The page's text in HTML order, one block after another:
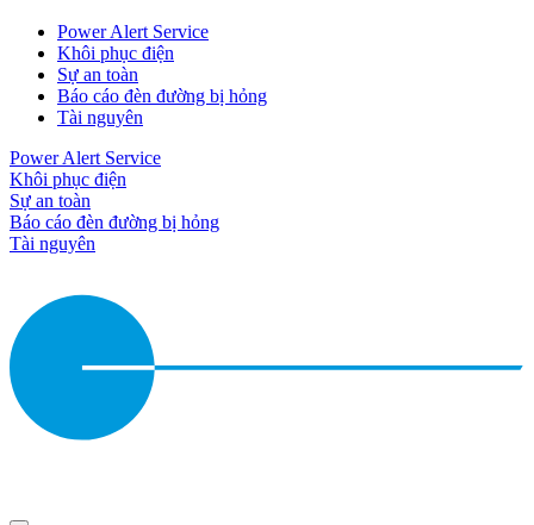
Power Alert Service
Khôi phục điện
Sự an toàn
Báo cáo đèn đường bị hỏng
Tài nguyên
Power Alert Service
Khôi phục điện
Sự an toàn
Báo cáo đèn đường bị hỏng
Tài nguyên